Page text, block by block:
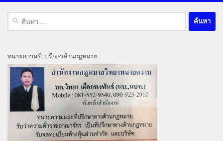
ค้นหา
สำหรับ:
ทนายความรับปรึกษาด้านกฎหมาย